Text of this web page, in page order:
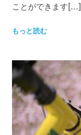
ことができます[…]
もっと読む